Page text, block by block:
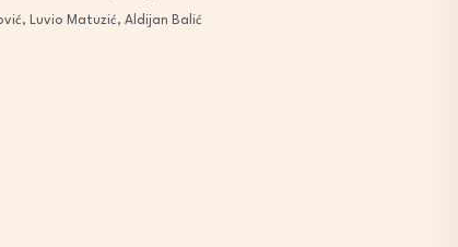
Luvio Matuzić, Aldijan Balić